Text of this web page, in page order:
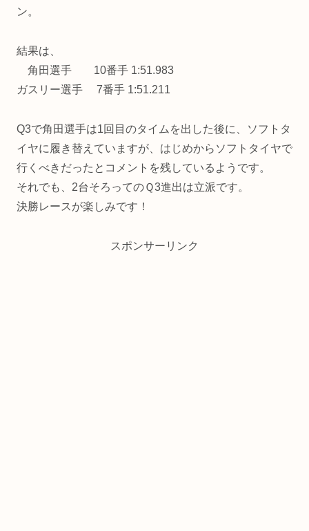
ン。
結果は、
角田選手 10番手 1:51.983
ガスリー選手 7番手 1:51.211
Q3で角田選手は1回目のタイムを出した後に、ソフトタ
イヤに履き替えていますが、はじめからソフトタイヤで
行くべきだったとコメントを残しているようです。
それでも、2台そろってのＱ3進出は立派です。
決勝レースが楽しみです！
スポンサーリンク